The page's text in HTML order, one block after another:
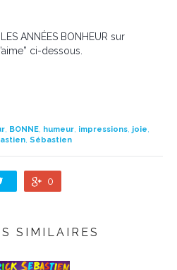
ANNÉES BONHEUR sur
ci-dessous.
, BONNE, humeur, impressions, joie,
, Sébastien
0
SIMILAIRES